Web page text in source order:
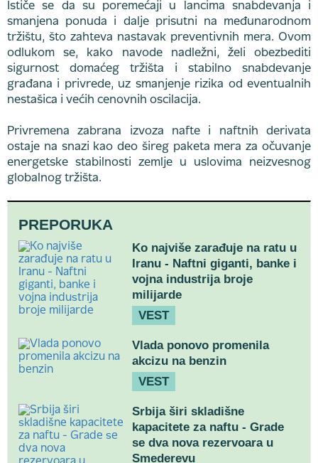
Ističe se da su poremećaji u lancima snabdevanja i
smanjena ponuda i dalje prisutni na međunarodnom
tržištu, što zahteva nastavak preventivnih mera. Ovom
odlukom se, kako navode nadležni, želi obezbediti
sigurnost domaćeg tržišta i stabilno snabdevanje
građana i privrede, uz smanjenje rizika od eventualnih
nestašica i većih cenovnih oscilacija.
Privremena zabrana izvoza nafte i naftnih derivata
ostaje na snazi kao deo šireg paketa mera za očuvanje
energetske stabilnosti zemlje u uslovima neizvesnog
globalnog tržišta.
PREPORUKA
Ko najviše zarađuje na ratu u
Iranu - Naftni giganti, banke i
vojna industrija broje
milijarde
VEST
Vlada ponovo promenila
akcizu na benzin
VEST
Srbija širi skladišne
kapacitete za naftu - Grade
se dva nova rezervoara u
Smederevu